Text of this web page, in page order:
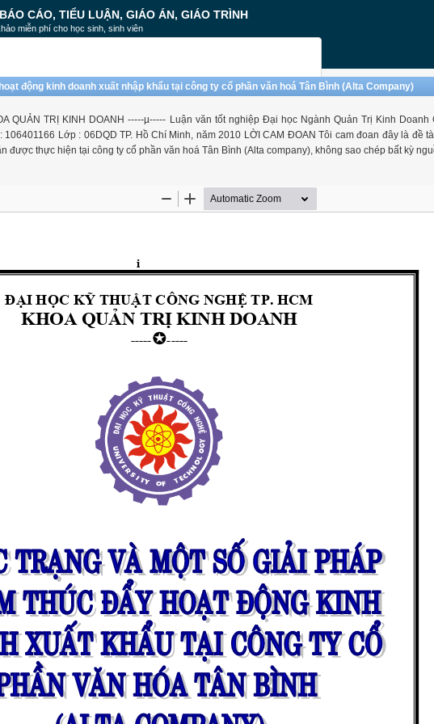
CÁO, TIỂU LUẬN, GIÁO ÁN, GIÁO TRÌNH
miễn phí cho học sinh, sinh viên
động kinh doanh xuất nhập khẩu tại công ty cổ phần văn hoá Tân Bình (Alta Company)
QUẢN TRỊ KINH DOANH -----µ----- Luận văn tốt nghiệp Đại học Ngành Quản Trị Kinh Doanh
106401166 Lớp : 06DQD TP. Hồ Chí Minh, năm 2010 LỜI CAM ĐOAN Tôi cam đoan đây là đề
được thực hiện tại công ty cổ phần văn hoá Tân Bình (Alta company), không sao chép bất kỳ